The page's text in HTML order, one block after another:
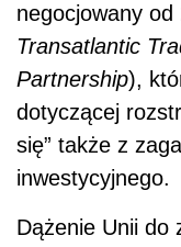
negocjowany
Transatlantic
Partnership),
dotyczącej
się” także z
inwestycyjnego.
Dążenie Unii do